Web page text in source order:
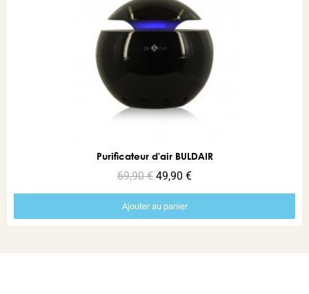
Aperçu rapide
Purificateur d'air BULDAIR
69,90 € 49,90 €
Ajouter au panier